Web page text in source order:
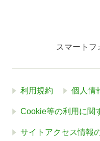
スマートフ
利用規約 個人情
Cookie等の利用に関
サイトアクセス情報